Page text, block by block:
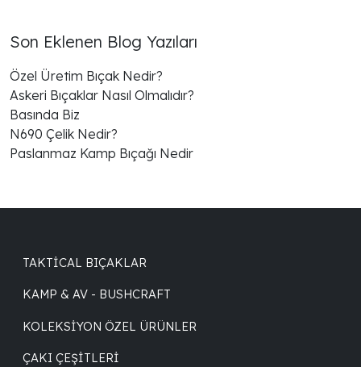
Son Eklenen Blog Yazıları
Özel Üretim Bıçak Nedir?
Askeri Bıçaklar Nasıl Olmalıdır?
Basında Biz
N690 Çelik Nedir?
Paslanmaz Kamp Bıçağı Nedir
TAKTICAL BIÇAKLAR
KAMP & AV - BUSHCRAFT
KOLEKSIYON ÖZEL ÜRÜNLER
ÇAKI ÇEŞITLERI